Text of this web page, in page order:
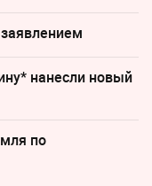
нанесли новый
по